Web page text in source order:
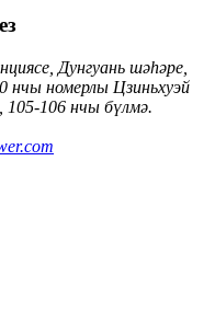
Дунгуань шәһәре,
нчы номерлы Цзиньхуэй
105-106 нчы бүлмә.